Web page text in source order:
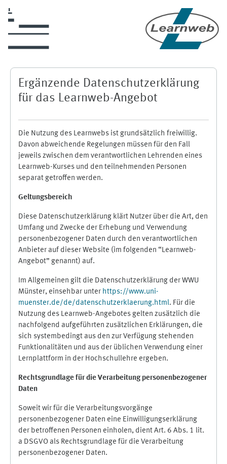
Ergänzende Datenschutzerklärung
für das Learnweb-Angebot
Die Nutzung des Learnwebs ist grundsätzlich freiwillig.
Davon abweichende Regelungen müssen für den Fall
jeweils zwischen dem verantwortlichen Lehrenden eines
Learnweb-Kurses und den teilnehmenden Personen
separat getroffen werden.
Geltungsbereich
Diese Datenschutzerklärung klärt Nutzer über die Art, den
Umfang und Zwecke der Erhebung und Verwendung
personenbezogener Daten durch den verantwortlichen
Anbieter auf dieser Website (im folgenden “Learnweb-
Angebot” genannt) auf.
Im Allgemeinen gilt die Datenschutzerklärung der WWU
Münster, einsehbar unter https://www.uni-
muenster.de/de/datenschutzerklaerung.html. Für die
Nutzung des Learnweb-Angebotes gelten zusätzlich die
nachfolgend aufgeführten zusätzlichen Erklärungen, die
sich systembedingt aus den zur Verfügung stehenden
Funktionalitäten und aus der üblichen Verwendung einer
Lernplattform in der Hochschullehre ergeben.
Rechtsgrundlage für die Verarbeitung personenbezogener
Daten
Soweit wir für die Verarbeitungsvorgänge
personenbezogener Daten eine Einwilligungserklärung
der betroffenen Personen einholen, dient Art. 6 Abs. 1 lit.
a DSGVO als Rechtsgrundlage für die Verarbeitung
personenbezogener Daten.